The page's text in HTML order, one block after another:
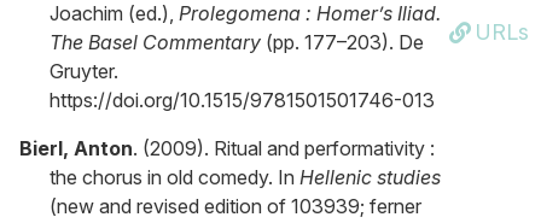
Joachim (ed.), Prolegomena : Homer’s Iliad.
The Basel Commentary (pp. 177–203). De
Gruyter.
https://doi.org/10.1515/9781501501746-013
URLs
Bierl, Anton. (2009). Ritual and performativity :
the chorus in old comedy. In Hellenic studies
(new and revised edition of 103939; ferner